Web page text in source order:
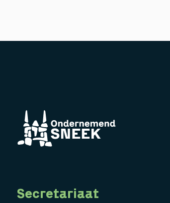
Secretariaat